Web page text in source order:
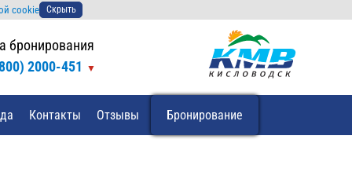
cookie Скрыть
бронирования
2000-451
Контакты Отзывы Бронирование